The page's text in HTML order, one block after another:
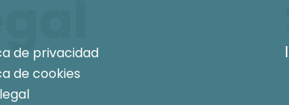
de privacidad
de cookies